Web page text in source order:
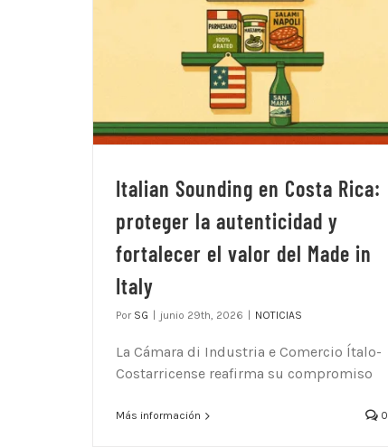
Italian Sounding en Costa Rica:
proteger la autenticidad y
fortalecer el valor del Made in
Italy
Por SG junio 29th, 2026 NOTICIAS
La Cámara di Industria e Comercio Ítalo-
Costarricense reafirma su compromiso
Más información 0